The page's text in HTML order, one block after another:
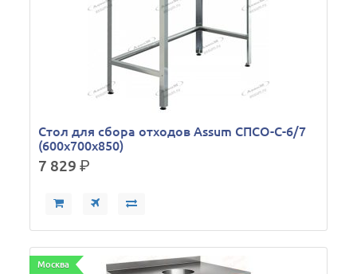
Стол для сбора отходов Assum СПСО-С-6/7
(600х700х850)
7 829р.
Москва